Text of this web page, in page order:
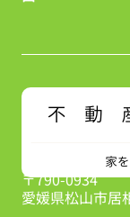
〒790-0934
愛媛県松山市居